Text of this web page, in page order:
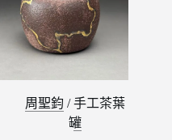
周聖鈞 /手工茶葉
罐